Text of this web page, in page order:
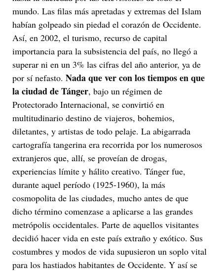
mundo. Las filas más apretadas y extremas del Islam
habían golpeado sin piedad el corazón de Occidente.
Así, en 2002, el turismo, recurso de capital
importancia para la subsistencia del país, no llegó a
superar ni en un 3% las cifras del año anterior, ya de
por sí nefasto. Nada que ver con los tiempos en que
la ciudad de Tánger, bajo un régimen de
Protectorado Internacional, se convirtió en
multitudinario destino de viajeros, bohemios,
diletantes, y artistas de todo pelaje. La abigarrada
cartografía tangerina era recorrida por los numerosos
extranjeros que, allí, se proveían de drogas,
experiencias límite y hálito creativo. Tánger fue,
durante aquel período (1925-1960), la más
cosmopolita de las ciudades, mucho antes de que
dicho término comenzase a aplicarse a las grandes
metrópolis occidentales. Parte de aquellos visitantes
decidió hacer vida en este país extraño y exótico. Sus
costumbres y modos de vida supusieron un soplo vital
para los hastiados habitantes de Occidente. Y así se